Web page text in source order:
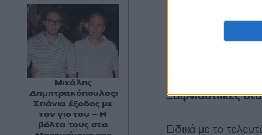
Ξαφνιάστηκες
Ειδικά με το
Μιχάλης
Δημητρακόπουλος:
Σπάνια έξοδος με
τον γιο του – Η
βόλτα τους στα